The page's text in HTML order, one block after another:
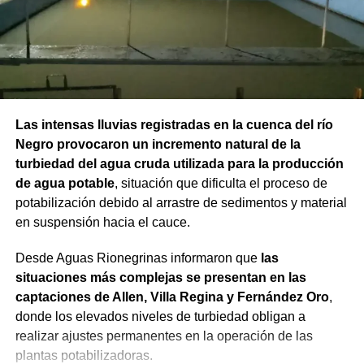
Las intensas lluvias registradas en la cuenca del río
Negro provocaron un incremento natural de la
turbiedad del agua cruda utilizada para la producción
de agua potable, situación que dificulta el proceso de
potabilización debido al arrastre de sedimentos y material
en suspensión hacia el cauce.
Desde Aguas Rionegrinas informaron que las
situaciones más complejas se presentan en las
captaciones de Allen, Villa Regina y Fernández Oro,
donde los elevados niveles de turbiedad obligan a
realizar ajustes permanentes en la operación de las
plantas potabilizadoras.